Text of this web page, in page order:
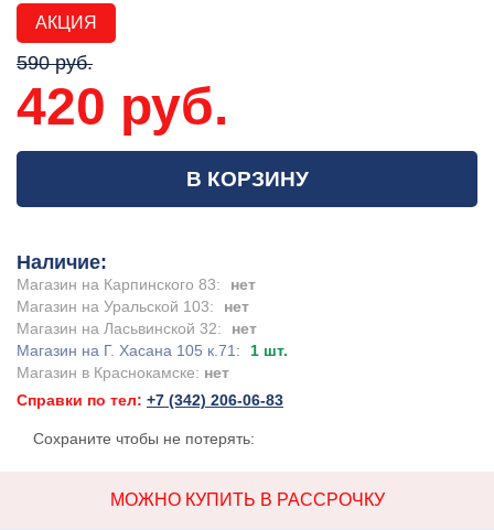
АКЦИЯ
590 руб.
420 руб.
В КОРЗИНУ
Наличие:
Магазин на Карпинского 83:
нет
Магазин на Уральской 103:
нет
Магазин на Ласьвинской 32:
нет
Магазин на Г. Хасана 105 к.71:
1 шт.
Магазин в Краснокамске: нет
Справки по тел: +7 (342) 206-06-83
Сохраните чтобы не потерять:
МОЖНО КУПИТЬ В РАССРОЧКУ